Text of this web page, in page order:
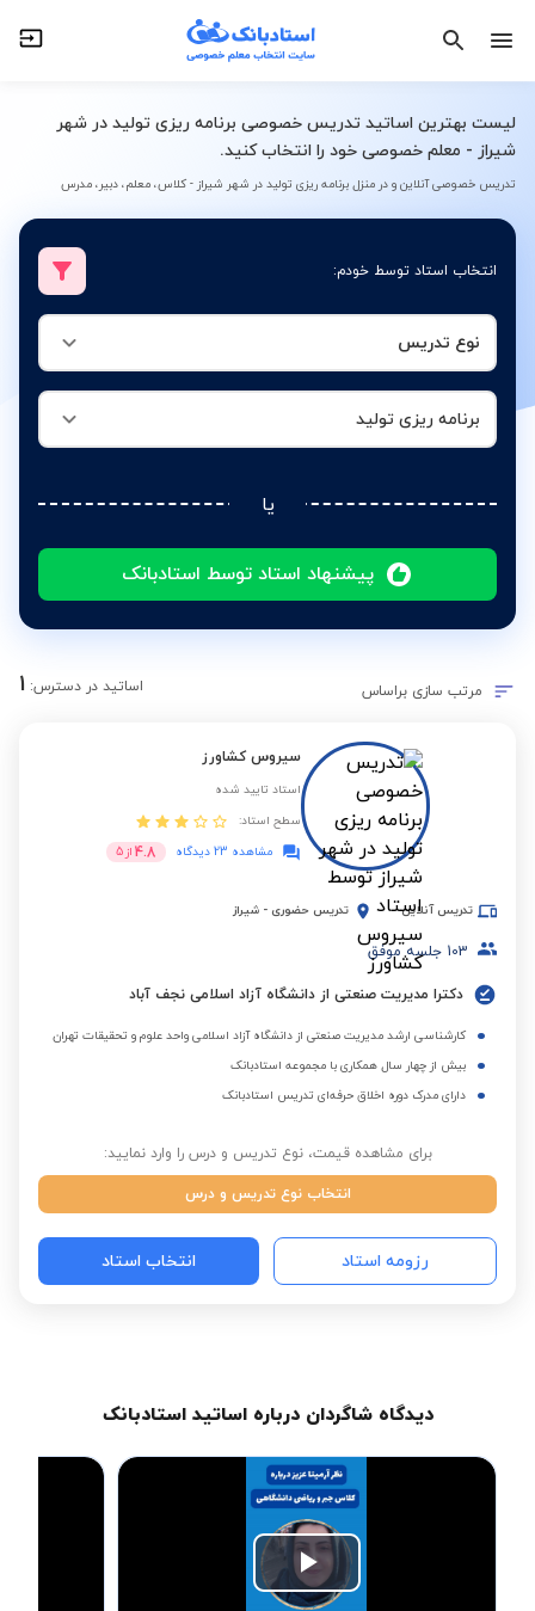
لیست بهترین اساتید تدریس خصوصی برنامه ریزی تولید در شهر
شیراز - معلم خصوصی خود را انتخاب کنید.
تدریس خصوصی آنلاین و در منزل برنامه ریزی تولید در شهر شیراز - کلاس، معلم، دبیر، مدرس
انتخاب استاد توسط خودم:
نوع تدریس
برنامه ریزی تولید
یا
پیشنهاد استاد توسط استادبانک
برنامه ریزی تولید
مرتب سازی براساس اساتید در دسترس: 1
سیروس کشاورز
استاد تایید شده
سطح استاد:
مشاهده 23 دیدگاه
4.8 از 5
تدریس آنلاین تدریس حضوری - شیراز
103 جلسه موفق
دکترا مدیریت صنعتی از دانشگاه آزاد اسلامی نجف آباد
کارشناسی ارشد مدیریت صنعتی از دانشگاه آزاد اسلامی واحد علوم و تحقیقات تهران
بیش از چهار سال همکاری با مجموعه استادبانک
دارای مدرک دوره اخلاق حرفه‌ای تدریس استادبانک
برای مشاهده قیمت، نوع تدریس و درس را وارد نمایید:
انتخاب نوع تدریس و درس
رزومه استاد انتخاب استاد
دیدگاه شاگردان درباره اساتید استادبانک
Play